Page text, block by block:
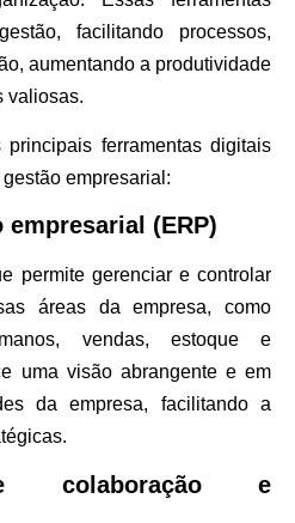
facilitando processos,
aumentando a produtividade
valiosas.
ferramentas digitais
empresarial:
(ERP)
permite gerenciar e controlar
áreas da empresa, como
vendas, estoque e
uma visão abrangente e em
da empresa, facilitando a
colaboração e